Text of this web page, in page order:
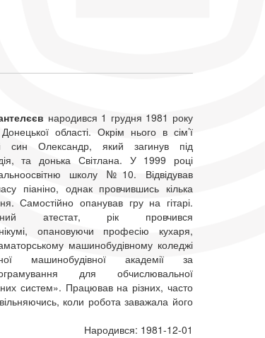
народився 1 грудня 1981 року
області. Окрім нього в сім’ї
син Олександр, який загинув під
та донька Світлана. У 1999 році
школу №10. Відвідував
піаніно, однак провчившись кілька
Самостійно опанував гру на гітарі.
атестат, рік провчився
опановуючи професію кухаря,
машинобудівному коледжі
машинобудівної академії за
для обчислювальної
систем». Працював на різних, часто
коли робота заважала його
Народився: 1981-12-01